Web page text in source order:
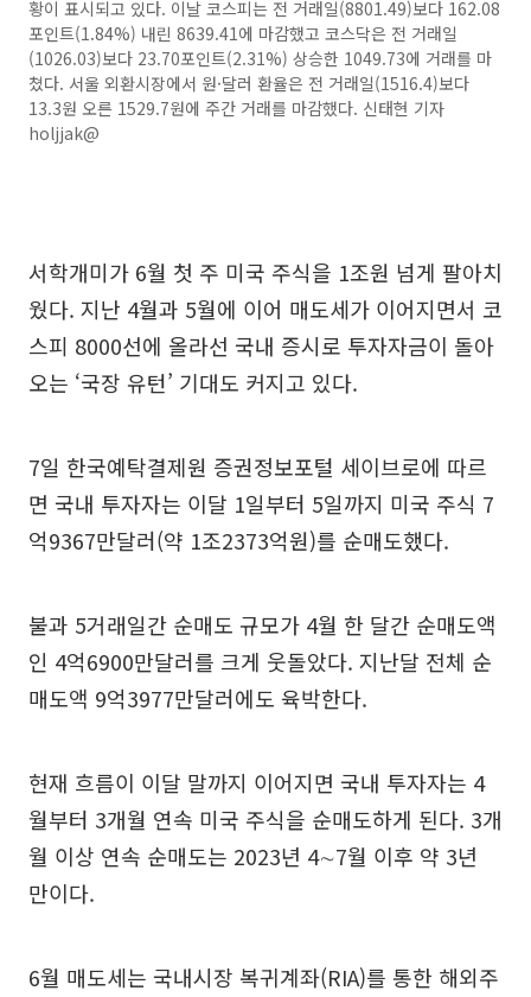
황이 표시되고 있다. 이날 코스피는 전 거래일(8801.49)보다 162.08
포인트(1.84%) 내린 8639.41에 마감했고 코스닥은 전 거래일
(1026.03)보다 23.70포인트(2.31%) 상승한 1049.73에 거래를 마
쳤다. 서울 외환시장에서 원·달러 환율은 전 거래일(1516.4)보다
13.3원 오른 1529.7원에 주간 거래를 마감했다. 신태현 기자
holjjak@
서학개미가 6월 첫 주 미국 주식을 1조원 넘게 팔아치
웠다. 지난 4월과 5월에 이어 매도세가 이어지면서 코
스피 8000선에 올라선 국내 증시로 투자자금이 돌아
오는 ‘국장 유턴’ 기대도 커지고 있다.
7일 한국예탁결제원 증권정보포털 세이브로에 따르
면 국내 투자자는 이달 1일부터 5일까지 미국 주식 7
억9367만달러(약 1조2373억원)를 순매도했다.
불과 5거래일간 순매도 규모가 4월 한 달간 순매도액
인 4억6900만달러를 크게 웃돌았다. 지난달 전체 순
매도액 9억3977만달러에도 육박한다.
현재 흐름이 이달 말까지 이어지면 국내 투자자는 4
월부터 3개월 연속 미국 주식을 순매도하게 된다. 3개
월 이상 연속 순매도는 2023년 4∼7월 이후 약 3년
만이다.
6월 매도세는 국내시장 복귀계좌(RIA)를 통한 해외주